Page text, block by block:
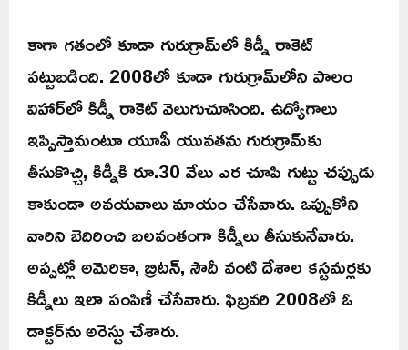
కాగా గతంలో కూడా గురుగ్రామ్‌లో కిడ్నీ రాకెట్‌
పట్టుబడింది. 2008లో కూడా గురుగ్రామ్‌లోని పాలం
విహార్‌లో కిడ్నీ రాకెట్ వెలుగుచూసింది. ఉద్యోగాలు
ఇప్పిస్తామంటూ యూపీ యువతను గురుగ్రామ్‌కు
తీసుకొచ్చి, కిడ్నీకి రూ.30 వేలు ఎర చూపి గుట్టు చప్పుడు
కాకుండా అవయవాలు మాయం చేసేవారు. ఒప్పుకోని
వారిని బెదిరించి బలవంతంగా కిడ్నీలు తీసుకునేవారు.
అప్పట్లో అమెరికా, బ్రిటన్, సౌదీ వంటి దేశాల కస్టమర్లకు
కిడ్నీలు ఇలా పంపిణీ చేసేవారు. ఫిబ్రవరి 2008లో ఓ
డాక్టర్‌ను అరెస్టు చేశారు.